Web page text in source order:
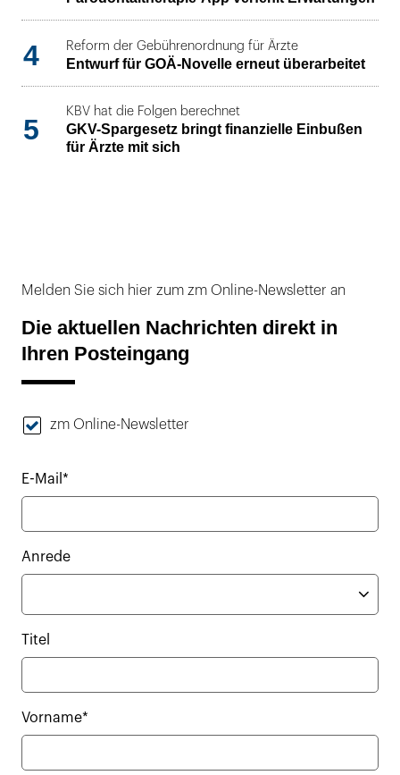
4 Reform der Gebührenordnung für Ärzte
Entwurf für GOÄ-Novelle erneut überarbeitet
5
KBV hat die Folgen berechnet
GKV-Spargesetz bringt finanzielle Einbußen
für Ärzte mit sich
Melden Sie sich hier zum zm Online-Newsletter an
Die aktuellen Nachrichten direkt in
Ihren Posteingang
zm Online-Newsletter
E-Mail*
Anrede
Titel
Vorname*